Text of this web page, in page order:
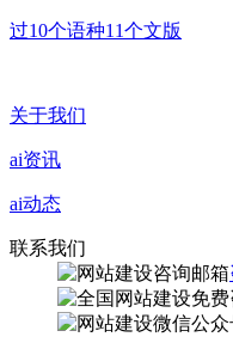
过10个语种11个文版
关于我们
ai资讯
ai动态
联系我们
微信公众